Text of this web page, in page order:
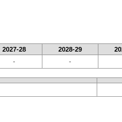
2027-28 2028-29
- -